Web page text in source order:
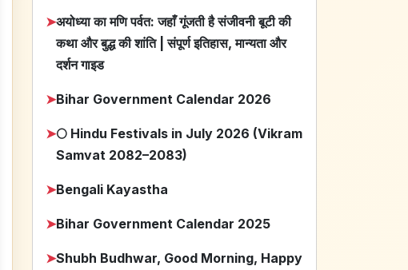
➤अयोध्या का मणि पर्वत: जहाँ गूंजती है संजीवनी बूटी की
कथा और बुद्ध की शांति | संपूर्ण इतिहास, मान्यता और
दर्शन गाइड
➤Bihar Government Calendar 2026
➤🌕 Hindu Festivals in July 2026 (Vikram
Samvat 2082–2083)
➤Bengali Kayastha
➤Bihar Government Calendar 2025
➤Shubh Budhwar, Good Morning, Happy